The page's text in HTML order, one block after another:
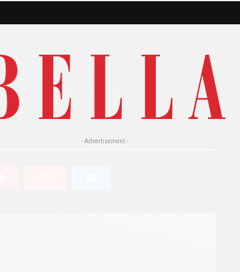
- Advertisement -
crociere
0
460 Views